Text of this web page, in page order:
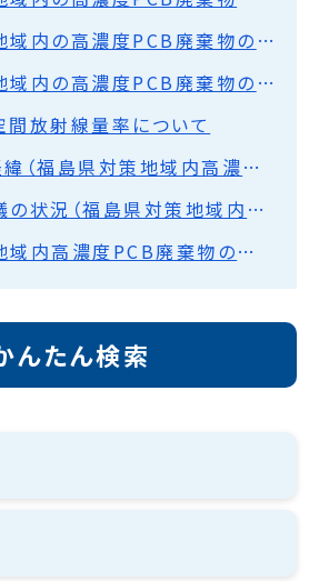
福島県対策地域内の高濃度PCB廃棄物の処理方針に対する意見の募集（パブリックコメント）の実施結果
福島県対策地域内の高濃度PCB廃棄物の搬入について
放射線量率について
これまでの経緯（福島県対策地域内高濃度PCB廃棄物の処理について）
監視円卓会議の状況（福島県対策地域内高濃度PCB廃棄物の処理について）
福島県対策地域内高濃度PCB廃棄物の処理について
んたん検索